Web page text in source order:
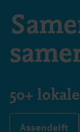
50+
Assendelft